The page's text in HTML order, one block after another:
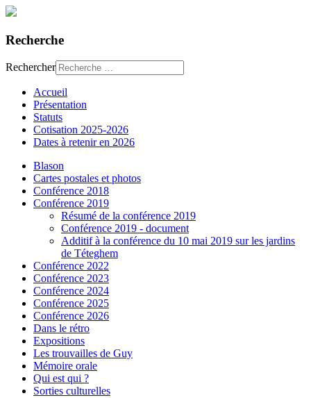
Recherche
Rechercher
Accueil
Présentation
Statuts
Cotisation 2025-2026
Dates à retenir en 2026
Blason
Cartes postales et photos
Conférence 2018
Conférence 2019
Résumé de la conférence 2019
Conférence 2019 - document
Additif à la conférence du 10 mai 2019 sur les jardins
de Téteghem
Conférence 2022
Conférence 2023
Conférence 2024
Conférence 2025
Conférence 2026
Dans le rétro
Expositions
Les trouvailles de Guy
Mémoire orale
Qui est qui ?
Sorties culturelles